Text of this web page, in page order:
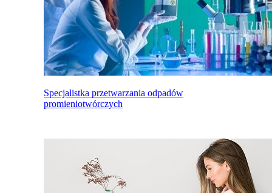
Specjalistka przetwarzania odpadów
promieniotwórczych